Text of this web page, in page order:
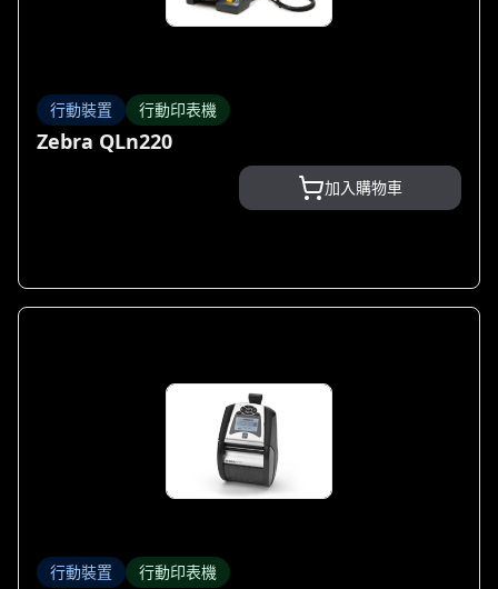
行動裝置 行動印表機
Zebra QLn220
加入購物車
行動裝置 行動印表機